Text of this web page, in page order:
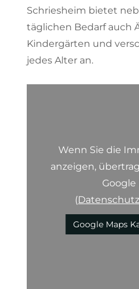
Schriesheim bietet
täglichen Bedarf auch
Kindergärten und
jedes Alter an.
Wenn Sie die
anzeigen,
Google
(
Google Maps